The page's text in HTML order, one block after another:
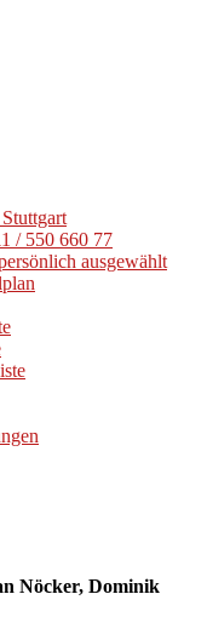
/ 550 660 77
ausgewählt
Nöcker, Dominik